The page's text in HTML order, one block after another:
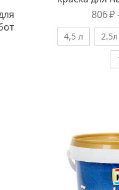
806₽
4,5 л 2.5л